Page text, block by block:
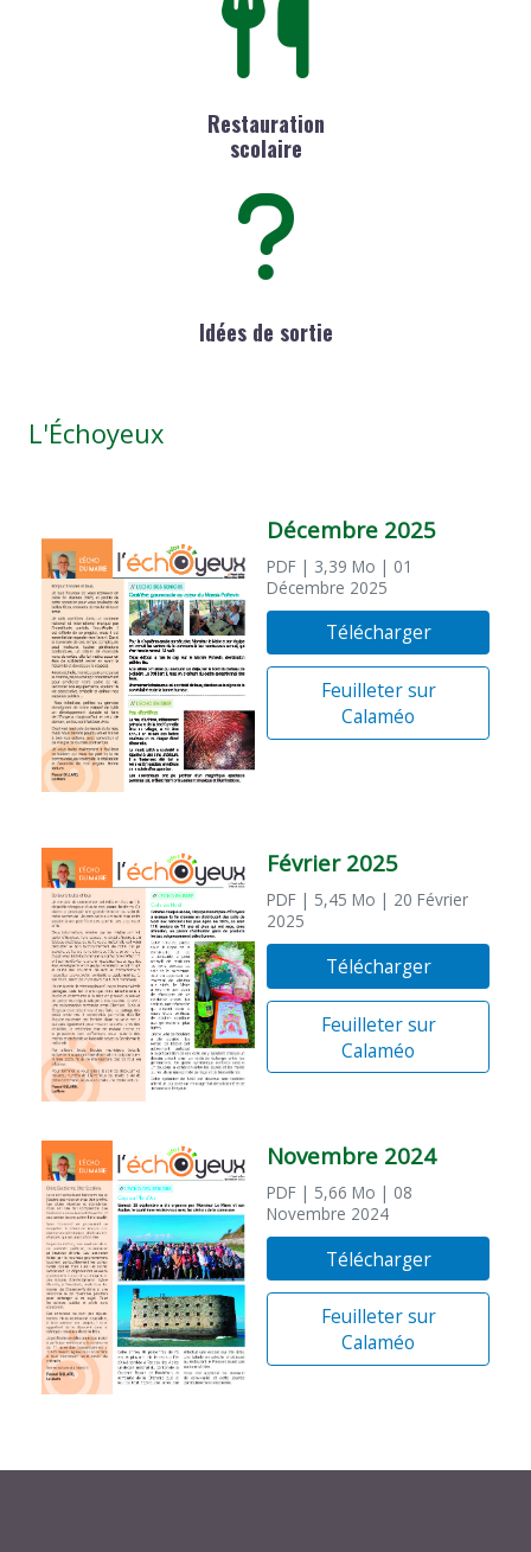
Restauration
scolaire
Idées de sortie
L'Échoyeux
Décembre 2025
PDF | 3,39 Mo | 01
Décembre 2025
Télécharger
Feuilleter sur
Calaméo
Février 2025
PDF | 5,45 Mo | 20 Février
2025
Télécharger
Feuilleter sur
Calaméo
Novembre 2024
PDF | 5,66 Mo | 08
Novembre 2024
Télécharger
Feuilleter sur
Calaméo